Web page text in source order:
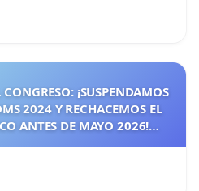
¡SUSPENDAMOS
2024 Y RECHACEMOS EL
ANTES DE MAYO 2026!